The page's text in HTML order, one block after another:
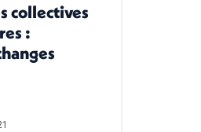
collectives
: